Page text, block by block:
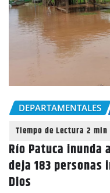
DEPARTAMENTALES
Río Patuca inunda
deja 183 personas
Dios